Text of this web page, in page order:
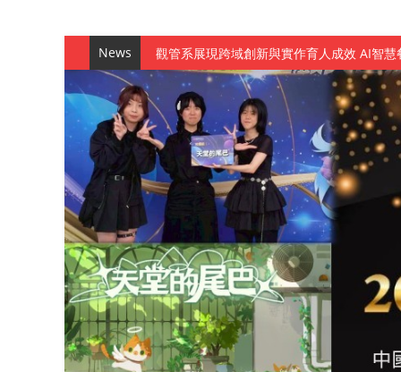
News
觀管系展現跨域創新與實作育人成效 AI智
學務處舉辦「董事長『聊』心室」 上官董
成人之美成就學生夢想 菁英學程陪伴財金
金曲陣容強勢進駐！中國科大原民音樂成果
數媒系《天堂的尾巴》、《礦影》勇奪台灣
師生攜手磨練一個月！觀管系榮獲天籟盃
一銀彭仁主中國科大開講 解密AI時代的金
通識教育中心主辦「114學年度AI英文自我
數據後的溫度：財金系傑出校友共議「人
森城建設股份有限公司捐贈 嘉惠行管系莘莘
產學合作新里程！財金系師生參訪中租控股